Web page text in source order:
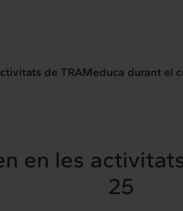
de TRAMeduca durant el
en les
25